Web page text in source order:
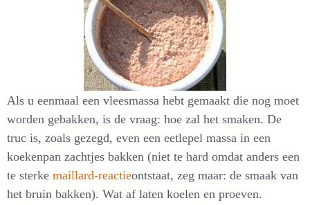
Als u eenmaal een vleesmassa hebt gemaakt die nog moet
worden gebakken, is de vraag: hoe zal het smaken. De
truc is, zoals gezegd, even een eetlepel massa in een
koekenpan zachtjes bakken (niet te hard omdat anders een
te sterke maillard-reactieontstaat, zeg maar: de smaak van
het bruin bakken). Wat af laten koelen en proeven.